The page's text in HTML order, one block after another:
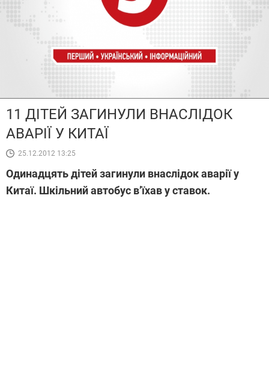
11 ДІТЕЙ ЗАГИНУЛИ ВНАСЛІДОК
АВАРІЇ У КИТАЇ
25.12.2012 13:25
Одинадцять дітей загинули внаслідок аварії у
Китаї. Шкільний автобус в’їхав у ставок.